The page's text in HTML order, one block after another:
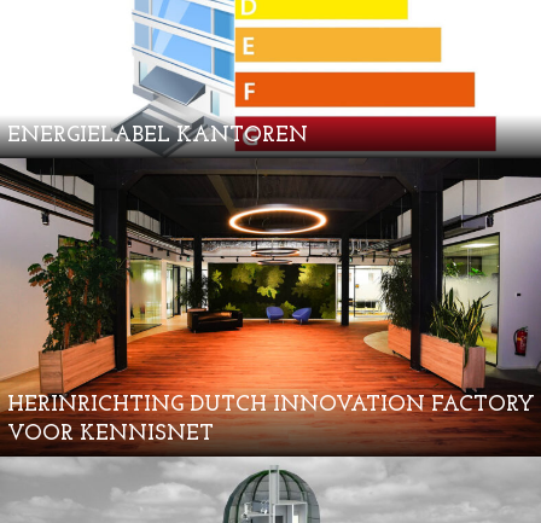
ENERGIELABEL KANTOREN
HERINRICHTING DUTCH INNOVATION FACTORY
VOOR KENNISNET